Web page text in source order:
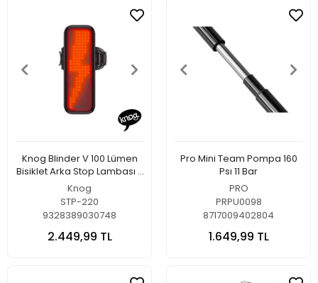
Knog Blinder V 100 Lümen
Bisiklet Arka Stop Lambası 8
Mod
Knog
STP-220
9328389030748
2.449,99 TL
Pro Mini Team Pompa 160
Psı 11 Bar
PRO
PRPU0098
8717009402804
1.649,99 TL